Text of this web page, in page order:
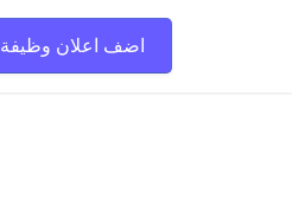
اضف اعلان وظيفة